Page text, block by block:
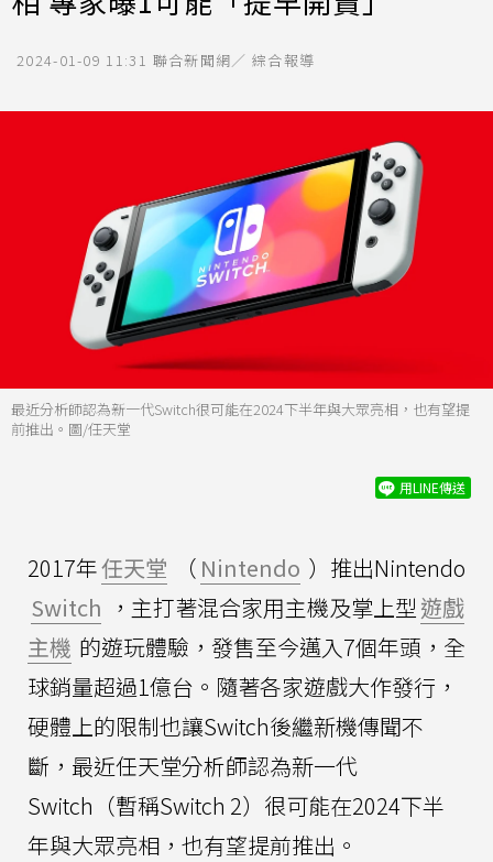
2024-01-09 11:31 聯合新聞網／ 綜合報導
最近分析師認為新一代Switch很可能在2024下半年與大眾亮相，也有望提
前推出。圖/任天堂
用LINE傳送
2017年任天堂 （ Nintendo ）推出Nintendo
Switch ，主打著混合家用主機及掌上型 遊戲
主機 的遊玩體驗，發售至今邁入7個年頭，全
球銷量超過1億台。隨著各家遊戲大作發行，
硬體上的限制也讓Switch後繼新機傳聞不
斷，最近任天堂分析師認為新一代
Switch（暫稱Switch 2）很可能在2024下半
年與大眾亮相，也有望提前推出。